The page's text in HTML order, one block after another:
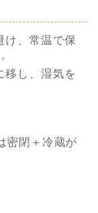
け、常温で保
移し、湿気を
密閉＋冷蔵が